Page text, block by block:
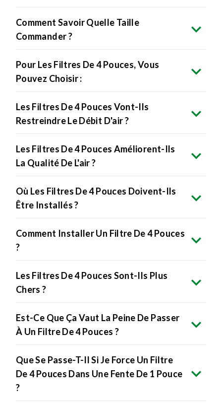
Comment Savoir Quelle Taille
Commander ?
Pour Les Filtres De 4 Pouces, Vous
Pouvez Choisir :
Les Filtres De 4 Pouces Vont-Ils
Restreindre Le Débit D'air ?
Les Filtres De 4 Pouces Améliorent-Ils
La Qualité De L'air ?
Où Les Filtres De 4 Pouces Doivent-Ils
Être Installés ?
Comment Installer Un Filtre De 4 Pouces
?
Les Filtres De 4 Pouces Sont-Ils Plus
Chers ?
Est-Ce Que Ça Vaut La Peine De Passer
À Un Filtre De 4 Pouces ?
Que Se Passe-T-Il Si Je Force Un Filtre
De 4 Pouces Dans Une Fente De 1 Pouce
?